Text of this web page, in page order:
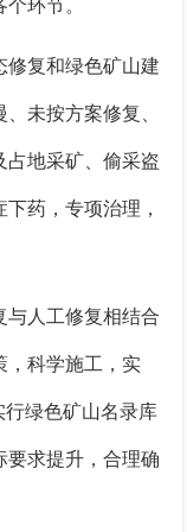
环节。
修复和绿色矿山建
未按方案修复、
占地采矿、偷采盗
药，专项治理，
与人工修复相结合
，科学施工，实
行绿色矿山名录库
要求提升，合理确